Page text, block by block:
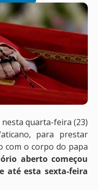
quarta-feira (23)
para prestar
com o corpo do papa
aberto começou
até esta sexta-feira